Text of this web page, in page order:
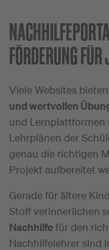
FÖRDERUNG
Viele Websites bieten
und wertvollen
und Lernplattformen
Lehrplänen der
genau die richtigen
Projekt aufbereitet
Gerade für ältere
Stoff verinnerlichen
Nachhilfefür den
Nachhilfelehrer sind